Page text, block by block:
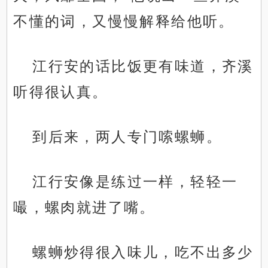
不懂的词，又慢慢解释给他听。
江行安的话比饭更有味道，齐溪
听得很认真。
到后来，两人专门嗦螺蛳。
江行安像是练过一样，轻轻一
嘬，螺肉就进了嘴。
螺蛳炒得很入味儿，吃不出多少